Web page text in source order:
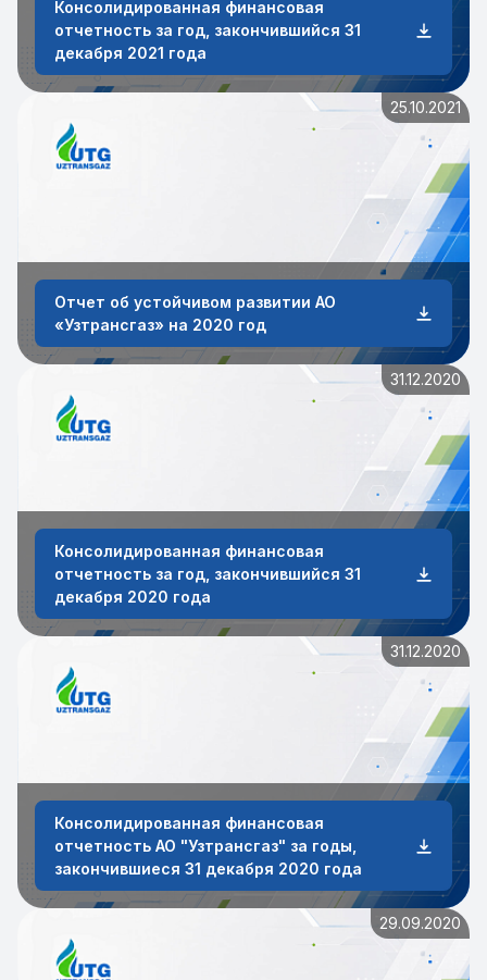
Консолидированная финансовая
отчетность за год, закончившийся 31
декабря 2021 года
25.10.2021
Отчет об устойчивом развитии АО
«Узтрансгаз» на 2020 год
31.12.2020
Консолидированная финансовая
отчетность за год, закончившийся 31
декабря 2020 года
31.12.2020
Консолидированная финансовая
отчетность АО "Узтрансгаз" за годы,
закончившиеся 31 декабря 2020 года
29.09.2020